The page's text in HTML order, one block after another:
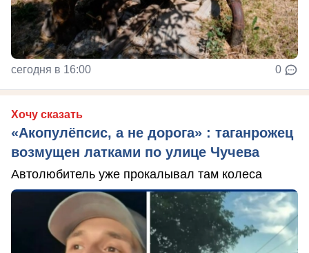
сегодня в 16:00 0
Хочу сказать
«Акопулёпсис, а не дорога» : таганрожец
возмущен латками по улице Чучева
Автолюбитель уже прокалывал там колеса